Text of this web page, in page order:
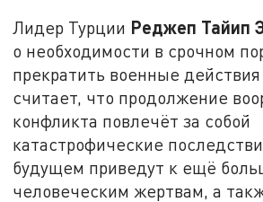
Лидер Турции Реджеп Тайип
о необходимости в срочном
прекратить военные
считает, что продолжение
конфликта повлечёт за собой
катастрофические
будущем приведут к ещё
человеческим жертвам, а